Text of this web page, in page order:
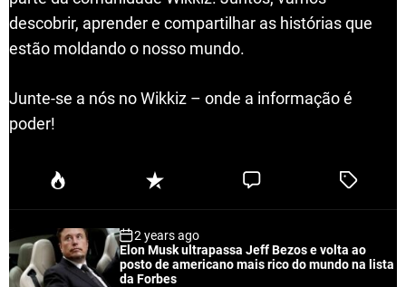
descobrir, aprender e compartilhar as histórias que
estão moldando o nosso mundo.
Junte-se a nós no Wikkiz – onde a informação é
poder!
P
u
a
R
e
n
t
C
e
T
e
2 years ago
Elon Musk ultrapassa Jeff Bezos e volta ao
posto de americano mais rico do mundo na lista
da Forbes